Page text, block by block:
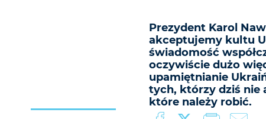
Prezydent Karol
akceptujemy kultu
świadomość
oczywiście dużo
upamiętnianie
tych, którzy dziś nie
które należy robić.